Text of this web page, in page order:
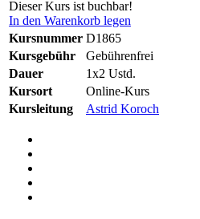
Dieser Kurs ist buchbar!
In den Warenkorb legen
Kursnummer D1865
Kursgebühr
Gebührenfrei
Dauer
1x2 Ustd.
Kursort
Online-Kurs
Kursleitung
Astrid Koroch